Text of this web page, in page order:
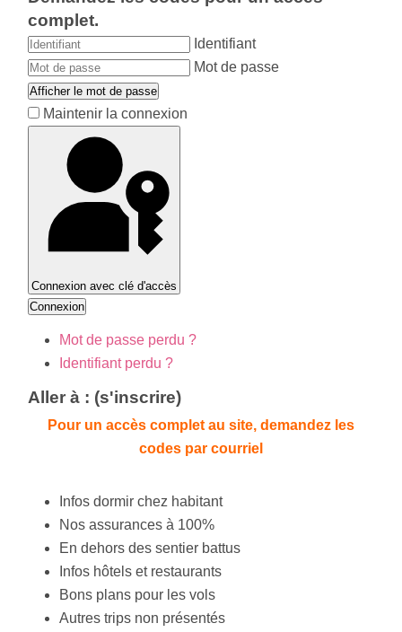
complet.
Identifiant
Mot de passe
Afficher le mot de passe
Maintenir la connexion
Connexion avec clé d'accès
Connexion
Mot de passe perdu ?
Identifiant perdu ?
Aller à : (s'inscrire)
Pour un accès complet au site, demandez les
codes par courriel
Infos dormir chez habitant
Nos assurances à 100%
En dehors des sentier battus
Infos hôtels et restaurants
Bons plans pour les vols
Autres trips non présentés